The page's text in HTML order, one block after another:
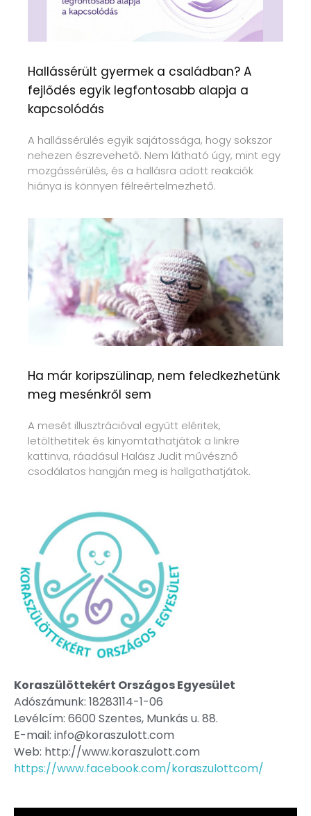
Hallássérült gyermek a családban? A
fejlődés egyik legfontosabb alapja a
kapcsolódás
A hallássérülés egyik sajátossága, hogy sokszor
nehezen észrevehető. Nem látható úgy, mint egy
mozgássérülés, és a hallásra adott reakciók
hiánya is könnyen félreértelmezhető.
Ha már koripszülinap, nem feledkezhetünk
meg mesénkről sem
A mesét illusztrációval együtt eléritek,
letölthetitek és kinyomtathatjátok a linkre
kattinva, ráadásul Halász Judit művésznő
csodálatos hangján meg is hallgathatjátok.
Koraszülöttekért Országos Egyesület
Adószámunk: 18283114-1-06
Levélcím: 6600 Szentes, Munkás u. 88.
E-mail: info@koraszulott.com
Web: http://www.koraszulott.com
https://www.facebook.com/koraszulottcom/